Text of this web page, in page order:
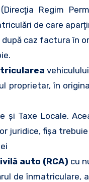
Regim
de care
caz factura în
proprietar, în
şi Taxe Locale.
juridice, fişa
auto (RCA) cu
de înmatriculare,